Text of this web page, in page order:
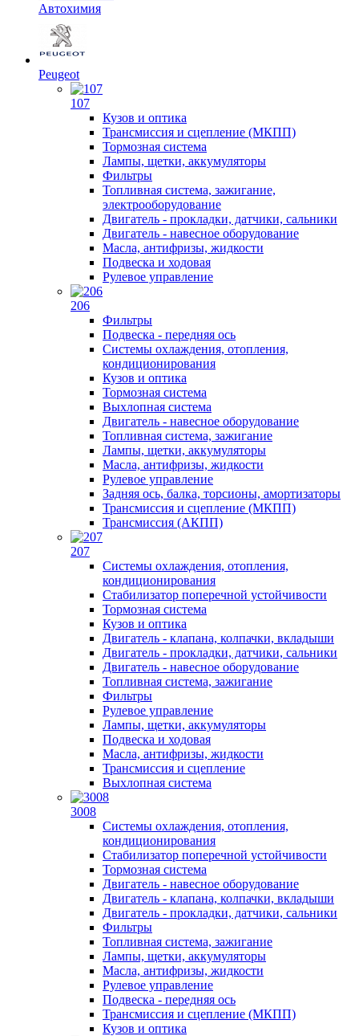
Автохимия
Peugeot
107
Кузов и оптика
Трансмиссия и сцепление (МКПП)
Тормозная система
Лампы, щетки, аккумуляторы
Фильтры
Топливная система, зажигание,
электрооборудование
Двигатель - прокладки, датчики, сальники
Двигатель - навесное оборудование
Масла, антифризы, жидкости
Подвеска и ходовая
Рулевое управление
206
Фильтры
Подвеска - передняя ось
Системы охлаждения, отопления,
кондиционирования
Кузов и оптика
Тормозная система
Выхлопная система
Двигатель - навесное оборудование
Топливная система, зажигание
Лампы, щетки, аккумуляторы
Масла, антифризы, жидкости
Рулевое управление
Задняя ось, балка, торсионы, амортизаторы
Трансмиссия и сцепление (МКПП)
Трансмиссия (АКПП)
207
Системы охлаждения, отопления,
кондиционирования
Стабилизатор поперечной устойчивости
Тормозная система
Кузов и оптика
Двигатель - клапана, колпачки, вкладыши
Двигатель - прокладки, датчики, сальники
Двигатель - навесное оборудование
Топливная система, зажигание
Фильтры
Рулевое управление
Лампы, щетки, аккумуляторы
Подвеска и ходовая
Масла, антифризы, жидкости
Трансмиссия и сцепление
Выхлопная система
3008
Системы охлаждения, отопления,
кондиционирования
Стабилизатор поперечной устойчивости
Тормозная система
Двигатель - навесное оборудование
Двигатель - клапана, колпачки, вкладыши
Двигатель - прокладки, датчики, сальники
Фильтры
Топливная система, зажигание
Лампы, щетки, аккумуляторы
Масла, антифризы, жидкости
Рулевое управление
Подвеска - передняя ось
Трансмиссия и сцепление (МКПП)
Кузов и оптика